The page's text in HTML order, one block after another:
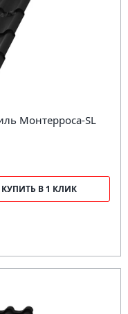
Монтерроса-SL
КУПИТЬ В 1 КЛИК